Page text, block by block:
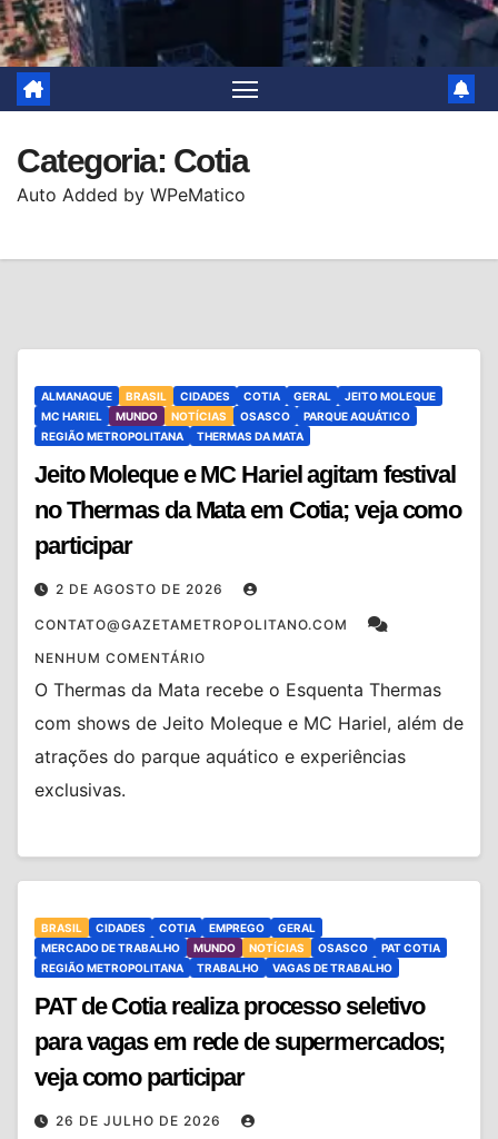
Categoria: Cotia
Auto Added by WPeMatico
ALMANAQUE BRASIL CIDADES COTIA GERAL
JEITO MOLEQUE
MC HARIEL
MUNDO NOTÍCIAS OSASCO
PARQUE AQUÁTICO
REGIÃO METROPOLITANA
THERMAS DA MATA
Jeito Moleque e MC Hariel agitam festival
no Thermas da Mata em Cotia; veja como
participar
2 DE AGOSTO DE 2026
CONTATO@GAZETAMETROPOLITANO.COM
NENHUM COMENTÁRIO
O Thermas da Mata recebe o Esquenta Thermas
com shows de Jeito Moleque e MC Hariel, além de
atrações do parque aquático e experiências
exclusivas.
BRASIL CIDADES COTIA EMPREGO
GERAL
MERCADO DE TRABALHO
MUNDO NOTÍCIAS OSASCO
PAT COTIA
REGIÃO METROPOLITANA
TRABALHO VAGAS DE TRABALHO
PAT de Cotia realiza processo seletivo
para vagas em rede de supermercados;
veja como participar
26 DE JULHO DE 2026